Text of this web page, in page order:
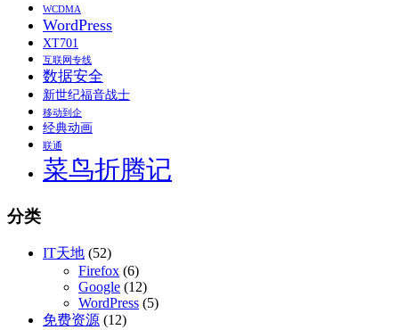
WCDMA
WordPress
XT701
互联网专线
数据安全
新世纪福音战士
移动到企
经典动画
联通
菜鸟折腾记
分类
IT天地 (52)
Firefox (6)
Google (12)
WordPress (5)
免费资源 (12)